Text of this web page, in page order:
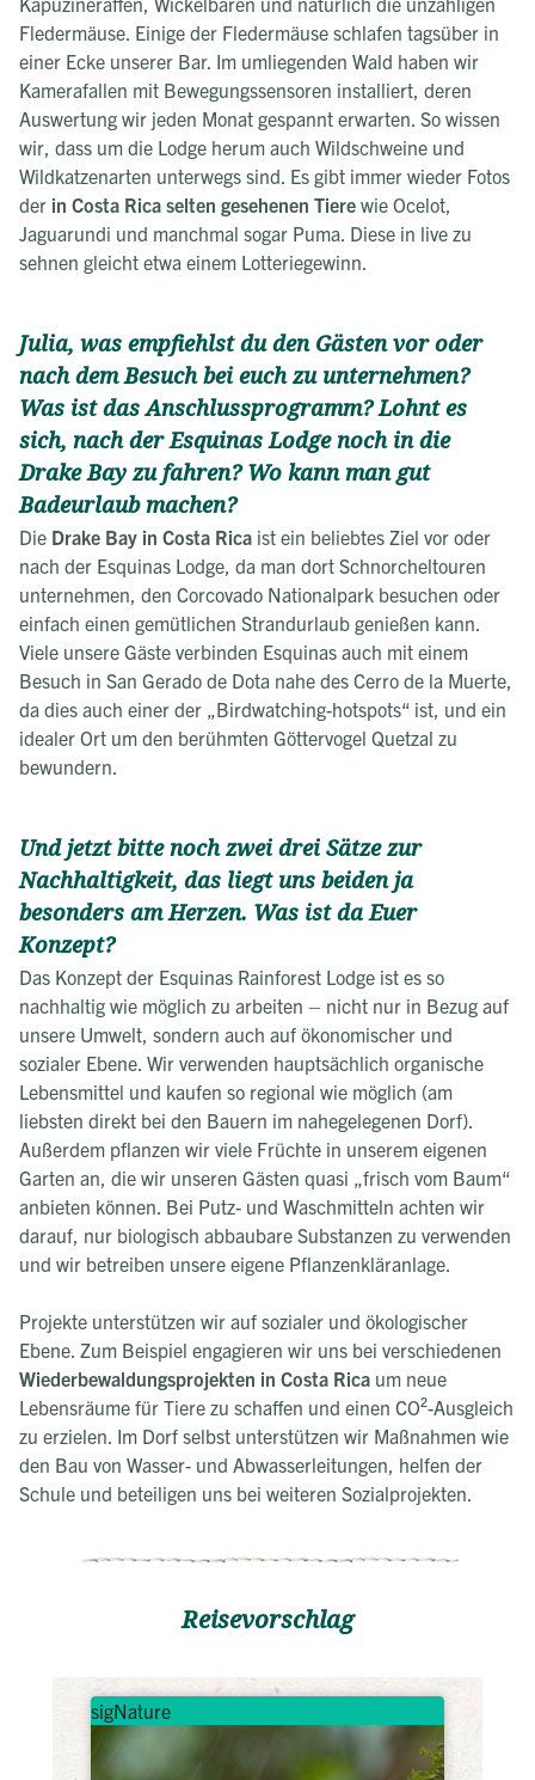
Fledermäuse. Einige der Fledermäuse schlafen tagsüber in
einer Ecke unserer Bar. Im umliegenden Wald haben wir
Kamerafallen mit Bewegungssensoren installiert, deren
Auswertung wir jeden Monat gespannt erwarten. So wissen
wir, dass um die Lodge herum auch Wildschweine und
Wildkatzenarten unterwegs sind. Es gibt immer wieder Fotos
der in Costa Rica selten gesehenen Tiere wie Ocelot,
Jaguarundi und manchmal sogar Puma. Diese in live zu
sehnen gleicht etwa einem Lotteriegewinn.
Julia, was empfiehlst du den Gästen vor oder
nach dem Besuch bei euch zu unternehmen?
Was ist das Anschlussprogramm? Lohnt es
sich, nach der Esquinas Lodge noch in die
Drake Bay zu fahren? Wo kann man gut
Badeurlaub machen?
Die Drake Bay in Costa Rica ist ein beliebtes Ziel vor oder
nach der Esquinas Lodge, da man dort Schnorcheltouren
unternehmen, den Corcovado Nationalpark besuchen oder
einfach einen gemütlichen Strandurlaub genießen kann.
Viele unsere Gäste verbinden Esquinas auch mit einem
Besuch in San Gerado de Dota nahe des Cerro de la Muerte,
da dies auch einer der „Birdwatching-hotspots“ ist, und ein
idealer Ort um den berühmten Göttervogel Quetzal zu
bewundern.
Und jetzt bitte noch zwei drei Sätze zur
Nachhaltigkeit, das liegt uns beiden ja
besonders am Herzen. Was ist da Euer
Konzept?
Das Konzept der Esquinas Rainforest Lodge ist es so
nachhaltig wie möglich zu arbeiten – nicht nur in Bezug auf
unsere Umwelt, sondern auch auf ökonomischer und
sozialer Ebene. Wir verwenden hauptsächlich organische
Lebensmittel und kaufen so regional wie möglich (am
liebsten direkt bei den Bauern im nahegelegenen Dorf).
Außerdem pflanzen wir viele Früchte in unserem eigenen
Garten an, die wir unseren Gästen quasi „frisch vom Baum“
anbieten können. Bei Putz- und Waschmitteln achten wir
darauf, nur biologisch abbaubare Substanzen zu verwenden
und wir betreiben unsere eigene Pflanzenkläranlage.
Projekte unterstützen wir auf sozialer und ökologischer
Ebene. Zum Beispiel engagieren wir uns bei verschiedenen
Wiederbewaldungsprojekten in Costa Rica um neue
Lebensräume für Tiere zu schaffen und einen CO²-Ausgleich
zu erzielen. Im Dorf selbst unterstützen wir Maßnahmen wie
den Bau von Wasser- und Abwasserleitungen, helfen der
Schule und beteiligen uns bei weiteren Sozialprojekten.
Reisevorschlag
sigNature